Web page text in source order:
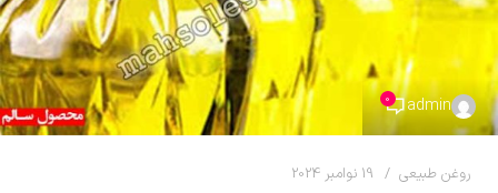
admin
0
روغن طبیعی 19 نوامبر 2024